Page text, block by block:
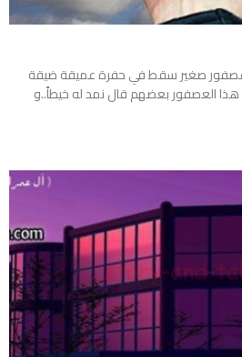
صغير سقط في حفرة عميقة ضيقة
هذا العصفور بعضهم قال نمد له خيطاً..و